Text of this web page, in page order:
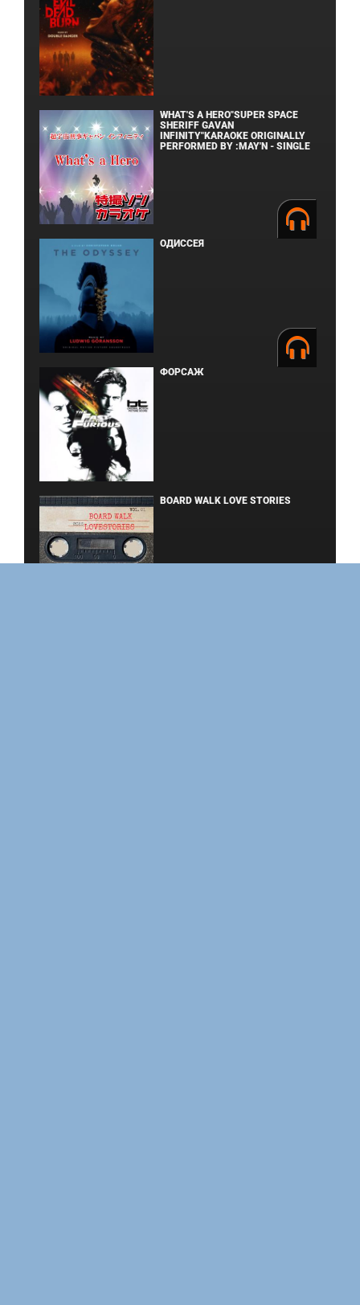
WHAT'S A HERO"SUPER SPACE
SHERIFF GAVAN
INFINITY"KARAOKE ORIGINALLY
PERFORMED BY :MAY'N - SINGLE
ОДИССЕЯ
ФОРСАЖ
BOARD WALK LOVE STORIES